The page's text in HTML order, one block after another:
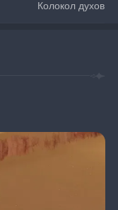
Колокол духов